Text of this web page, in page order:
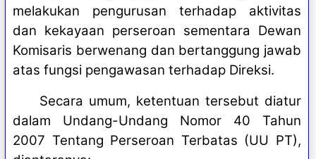
melakukan pengurusan terhadap aktivitas
dan kekayaan perseroan sementara Dewan
Komisaris berwenang dan bertanggung jawab
atas fungsi pengawasan terhadap Direksi.
Secara umum, ketentuan tersebut diatur
dalam Undang-Undang Nomor 40 Tahun
2007 Tentang Perseroan Terbatas (UU PT),